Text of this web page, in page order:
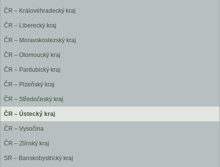
ČR – Královéhradecký kraj
ČR – Liberecký kraj
ČR – Moravskoslezský kraj
ČR – Olomoucký kraj
ČR – Pardubický kraj
ČR – Plzeňský kraj
ČR – Středočeský kraj
ČR – Ústecký kraj
ČR – Vysočina
ČR – Zlínský kraj
SR – Banskobystrický kraj